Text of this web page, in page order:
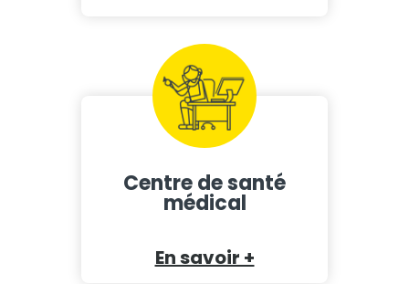
Centre de santé
médical
En savoir +